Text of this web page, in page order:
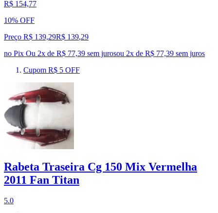
R$ 154,77
10% OFF
Preço R$ 139,29R$ 139,29
no Pix Ou 2x de R$ 77,39 sem jurosou 2x de R$ 77,39 sem juros
Cupom R$ 5 OFF
Rabeta Traseira Cg 150 Mix Vermelha
2011 Fan Titan
5.0